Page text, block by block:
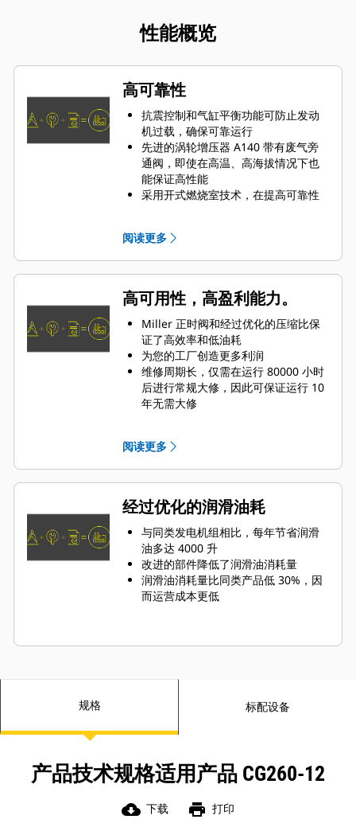
性能概览
高可靠性
抗震控制和气缸平衡功能可防止发动
机过载，确保可靠运行
先进的涡轮增压器 A140 带有废气旁
通阀，即使在高温、高海拔情况下也
能保证高性能
采用开式燃烧室技术，在提高可靠性
阅读更多
高可用性，高盈利能力。
Miller 正时阀和经过优化的压缩比保
证了高效率和低油耗
为您的工厂创造更多利润
维修周期长，仅需在运行 80000 小时
后进行常规大修，因此可保证运行 10
年无需大修
动也不受影响
阅读更多
经过优化的润滑油耗
与同类发电机组相比，每年节省润滑
油多达 4000 升
改进的部件降低了润滑油消耗量
润滑油消耗量比同类产品低 30%，因
而运营成本更低
规格 标配设备
产品技术规格适用产品 CG260-12
cloud_download 下载 print 打印